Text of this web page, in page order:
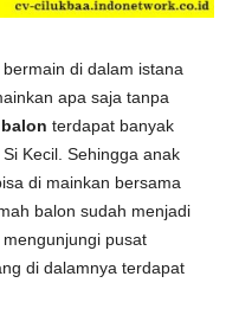
di dalam istana
apa saja tanpa
terdapat banyak
Kecil. Sehingga anak
di mainkan bersama
balon sudah menjadi
pusat
di dalamnya terdapat